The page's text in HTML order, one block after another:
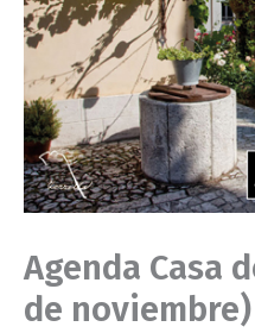
Agenda Casa
de noviembre)